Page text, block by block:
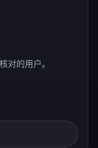
对的用户。